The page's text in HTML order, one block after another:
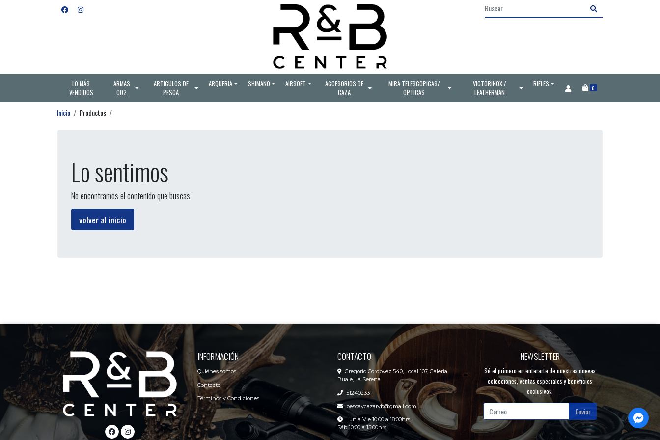
LO MÁS
VENDIDOS
ARMAS
CO2
ARTICULOS DE
PESCA
ARQUERIA SHIMANO AIRSOFT
ACCESORIOS DE
CAZA
MIRA TELESCOPICAS/
OPTICAS
VICTORINOX /
LEATHERMAN
RIFLES 0
Inicio Productos
Lo sentimos
No encontramos el contenido que buscas
volver al inicio
INFORMACIÓN
Quiénes somos
Contacto
Términos y Condiciones
CONTACTO
Gregorio Cordovez 540, Local 107, Galeria
Buale, La Serena
512402331
pescaycazaryb@gmail.com
Lun a Vie 10:00 a 18:00hrs
Sáb 10:00 a 15:00hrs
NEWSLETTER
Sé el primero en enterarte de nuestras nuevas
colecciones, ventas especiales y beneficios
exclusivos.
Enviar